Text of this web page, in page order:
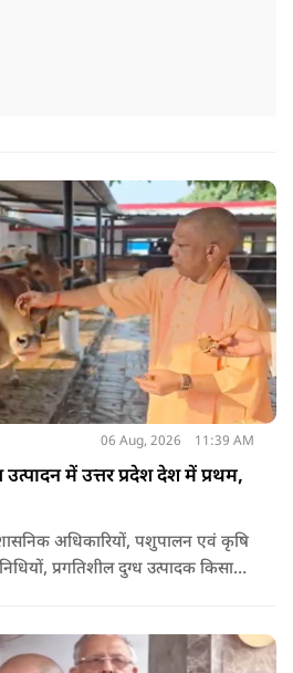
06 Aug, 2026 11:39 AM
में उत्तर प्रदेश देश में प्रथम,
अधिकारियों, पशुपालन एवं कृषि
प्रगतिशील दुग्ध उत्पादक किसानों,